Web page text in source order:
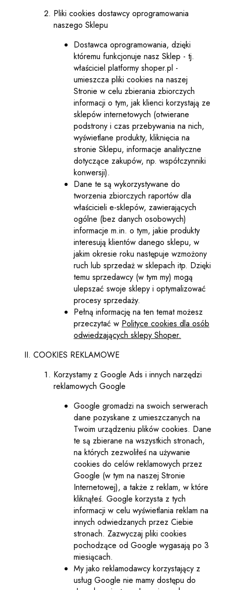
Pliki cookies dostawcy oprogramowania
naszego Sklepu
Dostawca oprogramowania, dzięki
któremu funkcjonuje nasz Sklep - tj.
właściciel platformy shoper.pl -
umieszcza pliki cookies na naszej
Stronie w celu zbierania zbiorczych
informacji o tym, jak klienci korzystają ze
sklepów internetowych (otwierane
podstrony i czas przebywania na nich,
wyświetlane produkty, kliknięcia na
stronie Sklepu, informacje analityczne
dotyczące zakupów, np. współczynniki
konwersji).
Dane te są wykorzystywane do
tworzenia zbiorczych raportów dla
właścicieli e-sklepów, zawierających
ogólne (bez danych osobowych)
informacje m.in. o tym, jakie produkty
interesują klientów danego sklepu, w
jakim okresie roku następuje wzmożony
ruch lub sprzedaż w sklepach itp. Dzięki
temu sprzedawcy (w tym my) mogą
ulepszać swoje sklepy i optymalizować
procesy sprzedaży.
Pełną informację na ten temat możesz
przeczytać w Polityce cookies dla osób
odwiedzających sklepy Shoper.
COOKIES REKLAMOWE
Korzystamy z Google Ads i innych narzędzi
reklamowych Google
Google gromadzi na swoich serwerach
dane pozyskane z umieszczanych na
Twoim urządzeniu plików cookies. Dane
te są zbierane na wszystkich stronach,
na których zezwoliłeś na używanie
cookies do celów reklamowych przez
Google (w tym na naszej Stronie
Internetowej), a także z reklam, w które
kliknąłeś. Google korzysta z tych
informacji w celu wyświetlania reklam na
innych odwiedzanych przez Ciebie
stronach. Zazwyczaj pliki cookies
pochodzące od Google wygasają po 3
miesiącach.
My jako reklamodawcy korzystający z
usług Google nie mamy dostępu do